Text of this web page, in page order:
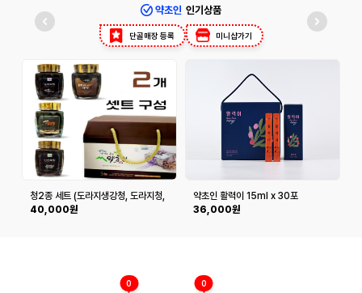
약초인 인기상품
단골매장 등록 미니샵가기
청2종 세트 (도라지생강청, 도라지청,
생각나는생강청, 인진쑥청)
40,000원
약초인 활력이 15ml x 30포
36,000원
0 0